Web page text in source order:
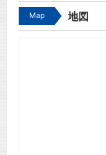
Map 地図